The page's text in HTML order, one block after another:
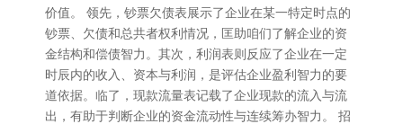
价值。 领先，钞票欠债表展示了企业在某一特定时点的
钞票、欠债和总共者权利情况，匡助咱们了解企业的资
金结构和偿债智力。其次，利润表则反应了企业在一定
时辰内的收入、资本与利润，是评估企业盈利智力的要
道依据。临了，现款流量表记载了企业现款的流入与流
出，有助于判断企业的资金流动性与连续筹办智力。 招